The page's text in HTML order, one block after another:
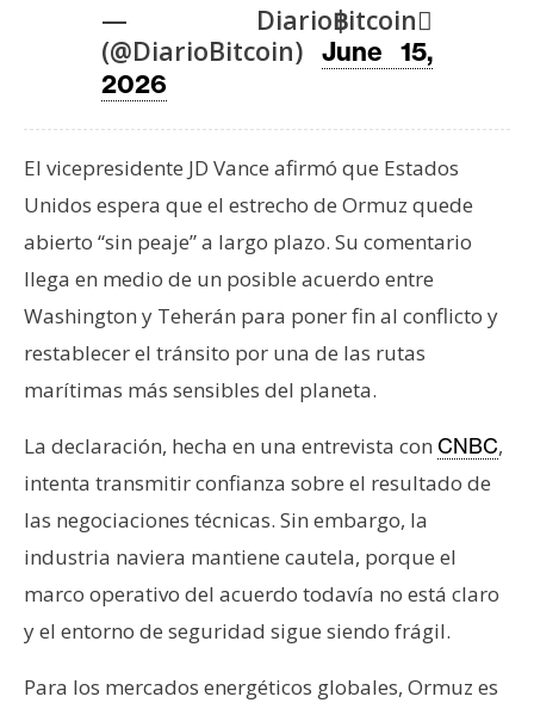
e
a
s
R
e
c
u
s
o
C
n
— Diario฿itcoin
(@DiarioBitcoin) June 15,
2026
El vicepresidente JD Vance afirmó que Estados
Unidos espera que el estrecho de Ormuz quede
abierto “sin peaje” a largo plazo. Su comentario
llega en medio de un posible acuerdo entre
Washington y Teherán para poner fin al conflicto y
restablecer el tránsito por una de las rutas
marítimas más sensibles del planeta.
La declaración, hecha en una entrevista con CNBC,
intenta transmitir confianza sobre el resultado de
las negociaciones técnicas. Sin embargo, la
industria naviera mantiene cautela, porque el
marco operativo del acuerdo todavía no está claro
y el entorno de seguridad sigue siendo frágil.
Para los mercados energéticos globales, Ormuz es